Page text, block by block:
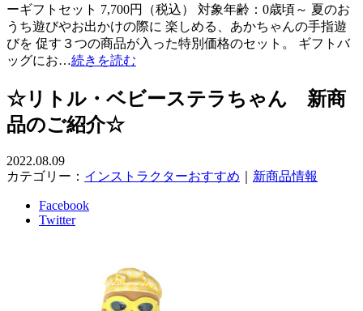
ーギフトセット 7,700円（税込） 対象年齢：0歳頃～ 夏のお
うち遊びやお出かけの際に 楽しめる、あかちゃんの手指遊
びを 促す３つの商品が入った特別価格のセット。 ギフトバ
ッグにお…続きを読む
☆リトル・ベビーステラちゃん 新商
品のご紹介☆
2022.08.09
カテゴリー： インストラクターおすすめ 新商品情報
Facebook
Twitter